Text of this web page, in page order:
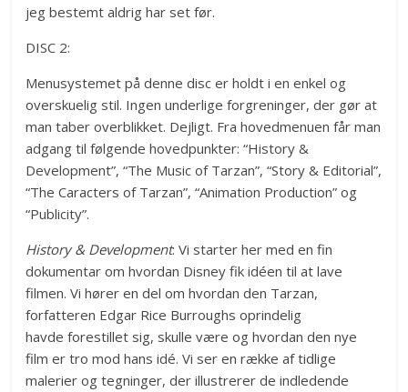
jeg bestemt aldrig har set før.
DISC 2:
Menusystemet på denne disc er holdt i en enkel og
overskuelig stil. Ingen underlige forgreninger, der gør at
man taber overblikket. Dejligt. Fra hovedmenuen får man
adgang til følgende hovedpunkter: “History &
Development”, “The Music of Tarzan”, “Story & Editorial”,
“The Caracters of Tarzan”, “Animation Production” og
“Publicity”.
History & Development: Vi starter her med en fin
dokumentar om hvordan Disney fik idéen til at lave
filmen. Vi hører en del om hvordan den Tarzan,
forfatteren Edgar Rice Burroughs oprindelig
havde forestillet sig, skulle være og hvordan den nye
film er tro mod hans idé. Vi ser en række af tidlige
malerier og tegninger, der illustrerer de indledende